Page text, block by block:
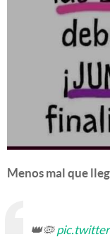
Menos mal que
👑🦠